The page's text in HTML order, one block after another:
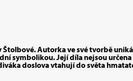
Štolbové. Autorka ve své tvorbě
symbolikou. Její díla nejsou určena
doslova vtahují do světa